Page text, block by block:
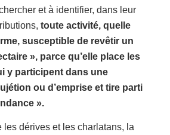
et à identifier, dans leur
toute activité, quelle
susceptible de revêtir un
», parce qu’elle place les
y participent dans une
ou d’emprise et tire parti
».
les dérives et les charlatans, la